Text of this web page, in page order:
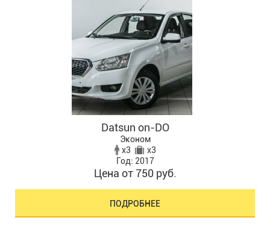
Datsun on-DO
Эконом
x3
x3
Год: 2017
Цена от 750 руб.
ПОДРОБНЕЕ